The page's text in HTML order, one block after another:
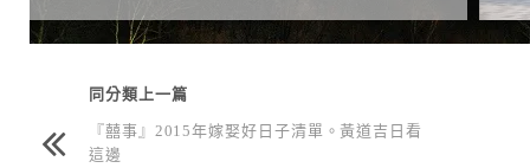
同分類上一篇
『囍事』2015年嫁娶好日子清單。黃道吉日看
這邊